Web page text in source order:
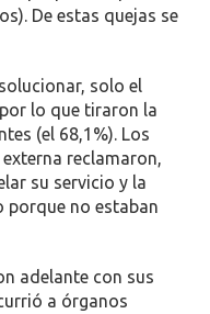
De estas quejas se
solo el
lo que tiraron la
(el 68,1%). Los
reclamaron,
su servicio y la
porque no estaban
adelante con sus
a órganos